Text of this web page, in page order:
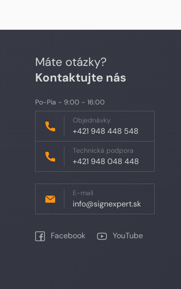
Máte otázky?
Kontaktujte nás
Po-Pia - 9:00 - 16:00
Objednávky
+421 948 448 548
Technická podpora
+421 948 048 448
E-mail
info@signexpert.sk
Facebook YouTube